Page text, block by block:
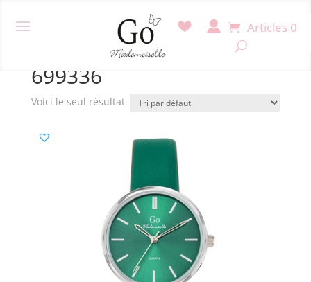
Articles 0
/ Produit Référence / 699336
699336
Voici le seul résultat